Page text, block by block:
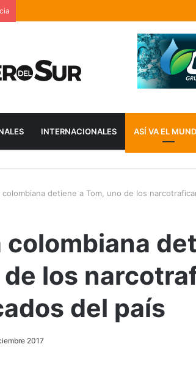
INTERNACIONALES ASÍ VA EL
colombiana detiene a Tom, uno de los
colombiana
de los
del país
2017